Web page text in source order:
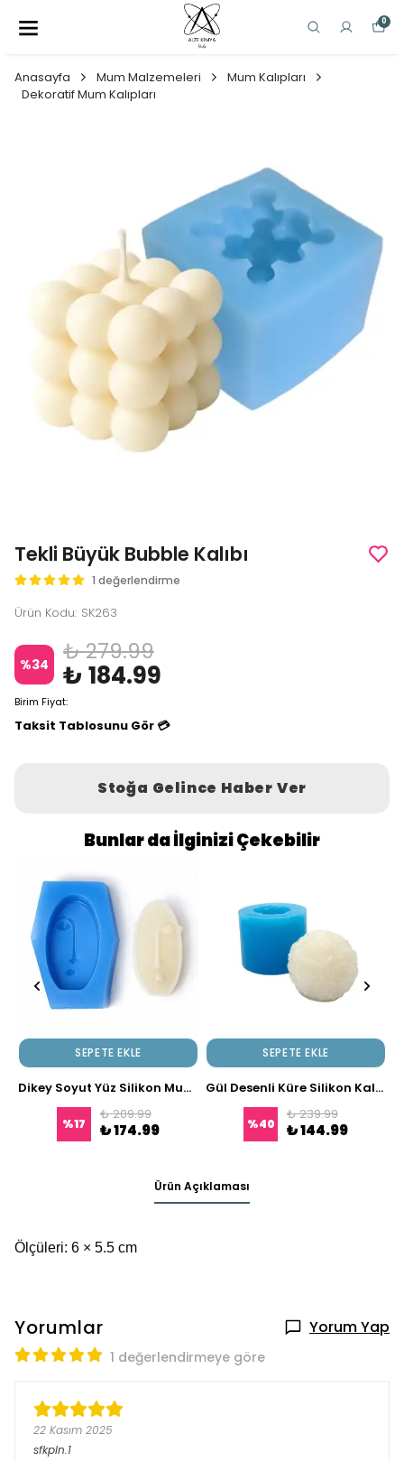
0
Anasayfa Mum Malzemeleri
Mum Kalıpları
Dekoratif Mum Kalıpları
Tekli Büyük Bubble Kalıbı
1 değerlendirme
Ürün Kodu: SK263
%34 ₺ 279.99
₺ 184.99
Birim Fiyat:
Taksit Tablosunu Gör 💳
Stoğa Gelince Haber Ver
Bunlar da İlginizi Çekebilir
SEPETE EKLE
Dikey Soyut Yüz Silikon Mum Kalıbı
%17
₺ 209.99
₺ 174.99
SEPETE EKLE
Gül Desenli Küre Silikon Kalıp | Dekoratif Mum, Sabun ve Taş Tozu Kalıbı
%40
₺ 239.99
₺ 144.99
Ürün Açıklaması
Ölçüleri: 6 × 5.5 cm
Yorumlar Yorum Yap
1 değerlendirmeye göre
22 Kasım 2025
sfkpln.1